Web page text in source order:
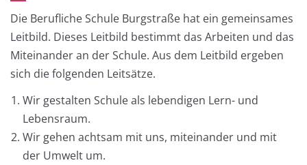
Die Berufliche Schule Burgstraße hat ein gemeinsames
Leitbild. Dieses Leitbild bestimmt das Arbeiten und das
Miteinander an der Schule. Aus dem Leitbild ergeben
sich die folgenden Leitsätze.
Wir gestalten Schule als lebendigen Lern- und
Lebensraum.
Wir gehen achtsam mit uns, miteinander und mit
der Umwelt um.